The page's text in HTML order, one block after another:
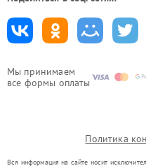
Мы принимаем
все формы оплаты
Политика
Вся информация на сайте носит